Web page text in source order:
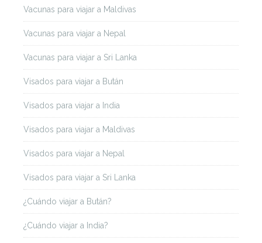
Vacunas para viajar a Maldivas
Vacunas para viajar a Nepal
Vacunas para viajar a Sri Lanka
Visados para viajar a Bután
Visados para viajar a India
Visados para viajar a Maldivas
Visados para viajar a Nepal
Visados para viajar a Sri Lanka
¿Cuándo viajar a Bután?
¿Cuándo viajar a India?